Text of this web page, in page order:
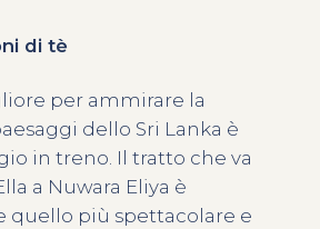
di tè
per ammirare la
dello Sri Lanka è
in treno. Il tratto che va
a Nuwara Eliya è
quello più spettacolare e